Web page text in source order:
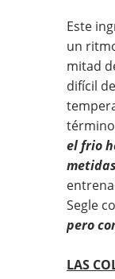
Este
un
mitad
difícil
el frio
Segle
pero
LAS